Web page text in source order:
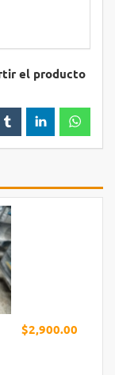
el producto
$2,900.00